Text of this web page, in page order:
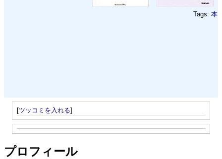
Tags: 本
[ツッコミを入れる]
プロフィール